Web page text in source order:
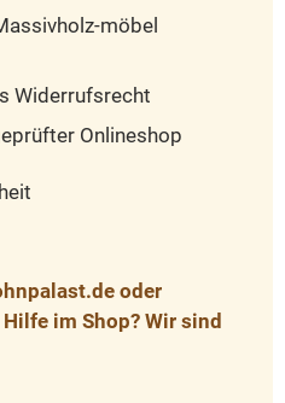
möbel
Widerrufsrecht
Onlineshop
oder
im Shop? Wir sind